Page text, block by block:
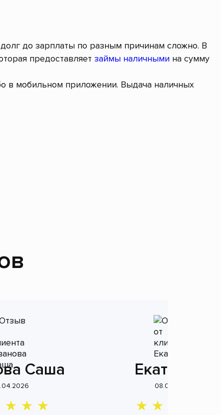
до зарплаты по разным причинам сложно. В
предоставляет займы наличными на сумму
в мобильном приложении. Выдача наличных
Саша Екатерина
08.04.2026